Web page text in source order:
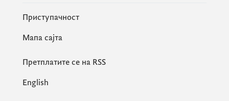
Приступачност
Мапа сајта
Претплатите се на RSS
English